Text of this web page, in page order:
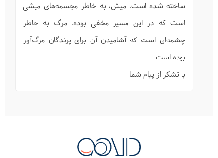
ساخته شده است. میش، به خاطر مجسمه‌های میشی
است که در این مسیر مخفی بوده. مرگ به خاطر
چشمه‌ای است که آشامیدن آن برای پرندگان مرگ‌آور
بوده است.
با تشکر از پیام شما